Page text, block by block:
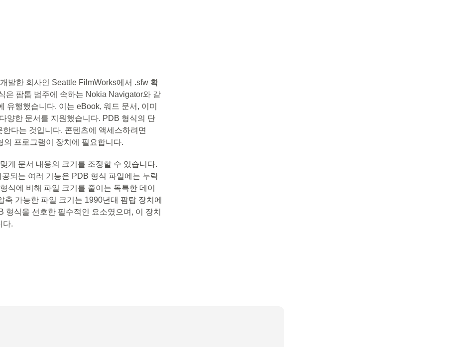
발한 회사인 Seattle FilmWorks에서 .sfw 확
은 팜톱 범주에 속하는 Nokia Navigator와 같
유행했습니다. 이는 eBook, 워드 문서, 이미
양한 문서를 지원했습니다. PDB 형식의 단
다는 것입니다. 콘텐츠에 액세스하려면
프로그램이 장치에 필요합니다.
게 문서 내용의 크기를 조정할 수 있습니다.
되는 여러 기능은 PDB 형식 파일에는 누락
식에 비해 파일 크기를 줄이는 독특한 데이
축 가능한 파일 크기는 1990년대 팜탑 장치에
형식을 선호한 필수적인 요소였으며, 이 장치
다.